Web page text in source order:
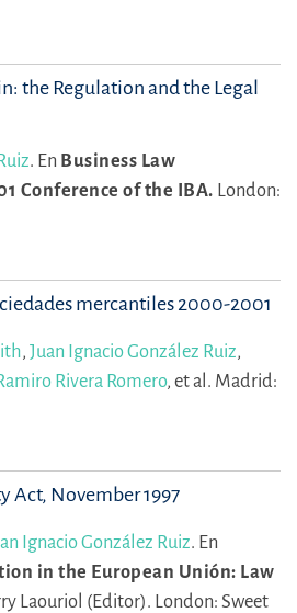
the Regulation and the Legal
. En Business Law
Conference of the IBA. London:
mercantiles 2000-2001
, Juan Ignacio González Ruiz,
Rivera Romero, et al. Madrid:
Act, November 1997
Ignacio González Ruiz. En
in the European Unión: Law
Laouriol (Editor). London: Sweet